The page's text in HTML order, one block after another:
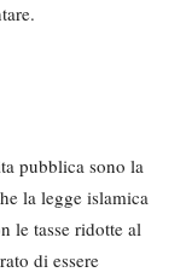
pubblica sono la
la legge islamica
le tasse ridotte al
di essere